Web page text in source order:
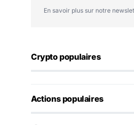
En savoir plus sur notre
Crypto populaires
Actions populaires